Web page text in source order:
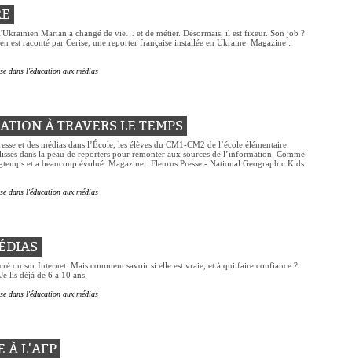
Marian a changé de vie… et de métier. Désormais, il est fixeur. Son job ?
est raconté par Cerise, une reporter française installée en Ukraine. Magazine :
dans l'éducation aux médias
À TRAVERS LE TEMPS
et des médias dans l’École, les élèves du CM1-CM2 de l’école élémentaire
dans la peau de reporters pour remonter aux sources de l’information. Comme
et a beaucoup évolué. Magazine : Fleurus Presse - National Geographic Kids
dans l'éducation aux médias
ou sur Internet. Mais comment savoir si elle est vraie, et à qui faire confiance ?
lis déjà de 6 à 10 ans
dans l'éducation aux médias
À L'AFP